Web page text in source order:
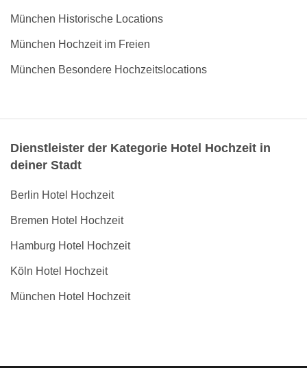
München Historische Locations
München Hochzeit im Freien
München Besondere Hochzeitslocations
Dienstleister der Kategorie Hotel Hochzeit in
deiner Stadt
Berlin Hotel Hochzeit
Bremen Hotel Hochzeit
Hamburg Hotel Hochzeit
Köln Hotel Hochzeit
München Hotel Hochzeit